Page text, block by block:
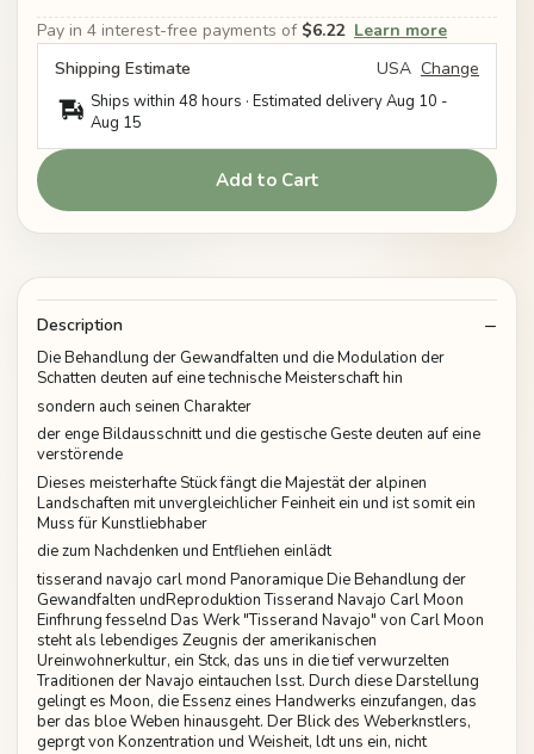
Pay in 4 interest-free payments of $6.22 Learn more
Shipping Estimate
USA Change
Ships within 48 hours · Estimated deliveryAug 10 -
Aug 15
Add to Cart
Description
Die Behandlung der Gewandfalten und die Modulation der
Schatten deuten auf eine technische Meisterschaft hin
sondern auch seinen Charakter
der enge Bildausschnitt und die gestische Geste deuten auf eine
verstörende
Dieses meisterhafte Stück fängt die Majestät der alpinen
Landschaften mit unvergleichlicher Feinheit ein und ist somit ein
Muss für Kunstliebhaber
die zum Nachdenken und Entfliehen einlädt
tisserand navajo carl mond Panoramique Die Behandlung der
Gewandfalten undReproduktion Tisserand Navajo Carl Moon
Einfhrung fesselnd Das Werk "Tisserand Navajo" von Carl Moon
steht als lebendiges Zeugnis der amerikanischen
Ureinwohnerkultur, ein Stck, das uns in die tief verwurzelten
Traditionen der Navajo eintauchen lsst. Durch diese Darstellung
gelingt es Moon, die Essenz eines Handwerks einzufangen, das
ber das bloe Weben hinausgeht. Der Blick des Weberknstlers,
geprgt von Konzentration und Weisheit, ldt uns ein, nicht